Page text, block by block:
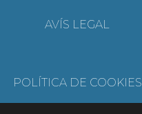
AVÍS LEGAL
POLÍTICA DE COOKIES